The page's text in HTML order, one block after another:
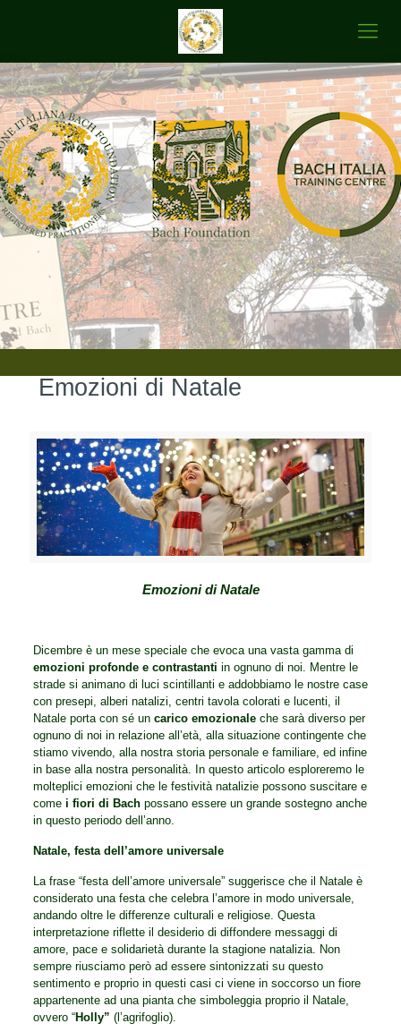
Emozioni di Natale
Emozioni di Natale
Dicembre è un mese speciale che evoca una vasta gamma di
emozioni profonde e contrastanti in ognuno di noi. Mentre le
strade si animano di luci scintillanti e addobbiamo le nostre case
con presepi, alberi natalizi, centri tavola colorati e lucenti, il
Natale porta con sé un carico emozionaleche sarà diverso per
ognuno di noi in relazione all’età, alla situazione contingente che
stiamo vivendo, alla nostra storia personale e familiare, ed infine
in base alla nostra personalità. In questo articolo esploreremo le
molteplici emozioni che le festività natalizie possono suscitare e
comei fiori di Bach possano essere un grande sostegno anche
in questo periodo dell’anno.
Natale, festa dell’amore universale
La frase “festa dell’amore universale” suggerisce che il Natale è
considerato una festa che celebra l’amore in modo universale,
andando oltre le differenze culturali e religiose. Questa
interpretazione riflette il desiderio di diffondere messaggi di
amore, pace e solidarietà durante la stagione natalizia. Non
sempre riusciamo però ad essere sintonizzati su questo
sentimento e proprio in questi casi ci viene in soccorso un fiore
appartenente ad una pianta che simboleggia proprio il Natale,
ovvero “Holly” (l’agrifoglio).